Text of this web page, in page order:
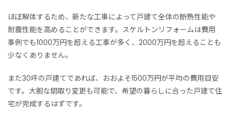
ほぼ解体するため、新たな工事によって戸建て全体の断熱性能や
耐震性能を高めることができます。スケルトンリフォームは費用
事例でも1000万円を超える工事が多く、2000万円を超えることも
少なくありません。
また30坪の戸建てであれば、おおよそ1500万円が平均の費用目安
です。大胆な間取り変更も可能で、希望の暮らしに合った戸建て住
宅が完成するはずです。